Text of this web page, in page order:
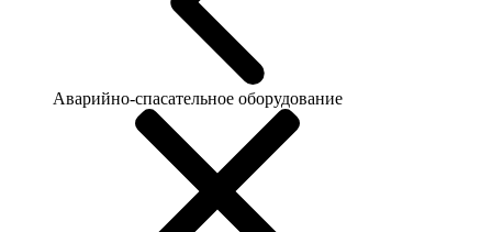
Аварийно-спасательное оборудование